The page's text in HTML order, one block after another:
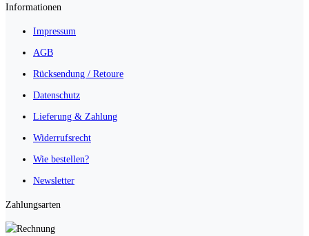
Informationen
Impressum
AGB
Rücksendung / Retoure
Datenschutz
Lieferung & Zahlung
Widerrufsrecht
Wie bestellen?
Newsletter
Zahlungsarten